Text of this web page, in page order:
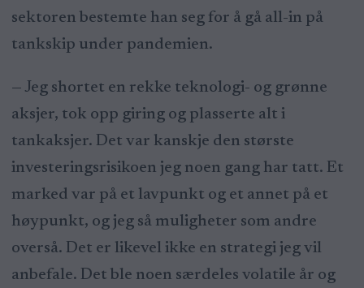
sektoren bestemte han seg for å gå all-in på
tankskip under pandemien.
— Jeg shortet en rekke teknologi- og grønne
aksjer, tok opp giring og plasserte alt i
tankaksjer. Det var kanskje den største
investeringsrisikoen jeg noen gang har tatt. Et
marked var på et lavpunkt og et annet på et
høypunkt, og jeg så muligheter som andre
overså. Det er likevel ikke en strategi jeg vil
anbefale. Det ble noen særdeles volatile år og